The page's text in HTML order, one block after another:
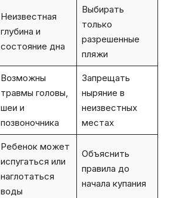
Неизвестная
глубина и
состояние дна
Выбирать
только
разрешенные
пляжи
Возможны
травмы головы,
шеи и
позвоночника
Запрещать
ныряние в
неизвестных
местах
Ребенок может
испугаться или
наглотаться
воды
Объяснить
правила до
начала купания